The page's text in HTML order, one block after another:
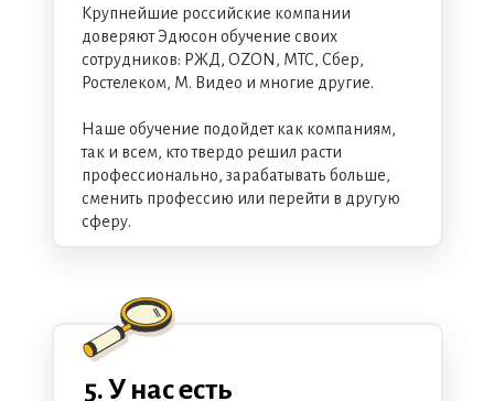
Крупнейшие российские компании
доверяют Эдюсон обучение своих
сотрудников: РЖД, OZON, МТС, Сбер,
Ростелеком, М. Видео и многие другие.
Наше обучение подойдет как компаниям,
так и всем, кто твердо решил расти
профессионально, зарабатывать больше,
сменить профессию или перейти в другую
сферу.
5. У нас есть